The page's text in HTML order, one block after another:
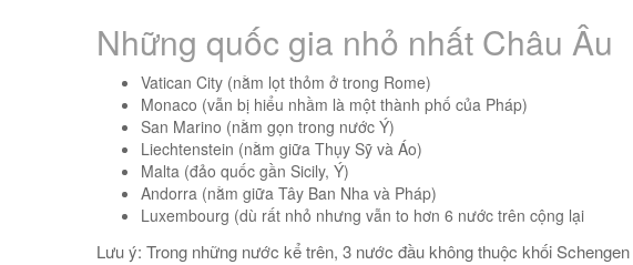
Những quốc gia nhỏ nhất Châu Âu
Vatican City (nằm lọt thỏm ở trong Rome)
Monaco (vẫn bị hiểu nhầm là một thành phố của Pháp)
San Marino (nằm gọn trong nước Ý)
Liechtenstein (nằm giữa Thụy Sỹ và Áo)
Malta (đảo quốc gần Sicily, Ý)
Andorra (nằm giữa Tây Ban Nha và Pháp)
Luxembourg (dù rất nhỏ nhưng vẫn to hơn 6 nước trên cộng lại
Lưu ý: Trong những nước kể trên, 3 nước đầu không thuộc khối